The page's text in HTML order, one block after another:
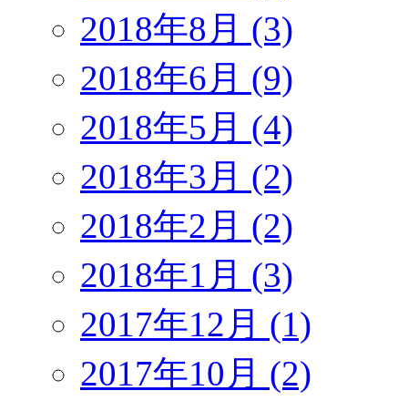
2018年8月 (3)
2018年6月 (9)
2018年5月 (4)
2018年3月 (2)
2018年2月 (2)
2018年1月 (3)
2017年12月 (1)
2017年10月 (2)